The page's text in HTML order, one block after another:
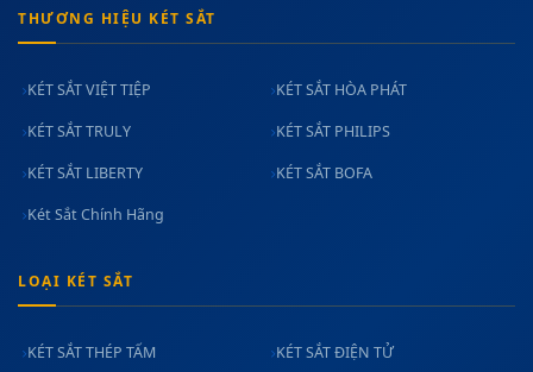
THƯƠNG HIỆU KÉT SẮT
KÉT SẮT VIỆT TIỆP KÉT SẮT HÒA PHÁT
KÉT SẮT TRULY KÉT SẮT PHILIPS
KÉT SẮT LIBERTY KÉT SẮT BOFA
Két Sắt Chính Hãng
LOẠI KÉT SẮT
KÉT SẮT THÉP TẤM KÉT SẮT ĐIỆN TỬ